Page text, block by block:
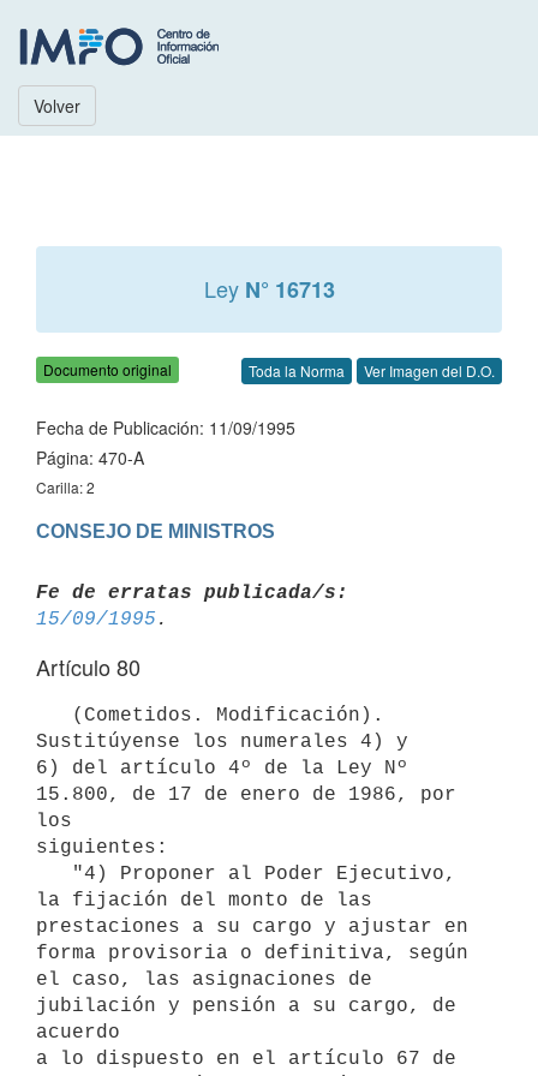
Volver
Ley N° 16713
Documento original Toda la Norma Ver Imagen del D.O.
Fecha de Publicación: 11/09/1995
Página: 470-A
Carilla: 2
Fe de erratas publicada/s:
15/09/1995
Artículo 80
Sustitúyense los numerales 4) y
6) del artículo 4º de la Ley Nº
15.800, de 17 de enero de 1986, por
los
siguientes:
la fijación del monto de las
prestaciones a su cargo y ajustar en
forma provisoria o definitiva, según
el caso, las asignaciones de
jubilación y pensión a su cargo, de
acuerdo
a lo dispuesto en el artículo 67 de